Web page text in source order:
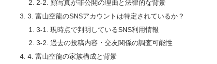
2-2. 顔写真が非公開の理由と法律的な背景
3. 富山空龍のSNSアカウントは特定されているか？
3-1. 現時点で判明しているSNS利用情報
3-2. 過去の投稿内容・交友関係の調査可能性
4. 富山空龍の家族構成と背景